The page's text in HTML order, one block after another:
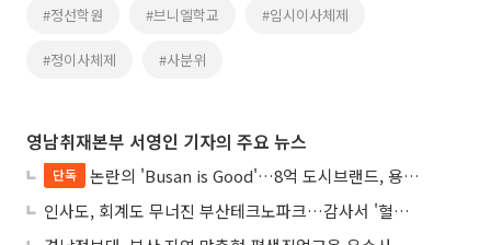
#정선학원 #브니엘학교 #임시이사체제
#정이사체제 #사분위
영남취재본부 서영인 기자의 주요 뉴스
단독
논란의 'Busan is Good'…8억 도시브랜드, 용산 대통령실 CI 업체가 수행
인사도, 회계도 무너진 부산테크노파크…감사서 '혈세 유용·인사 뒤집기' 적발